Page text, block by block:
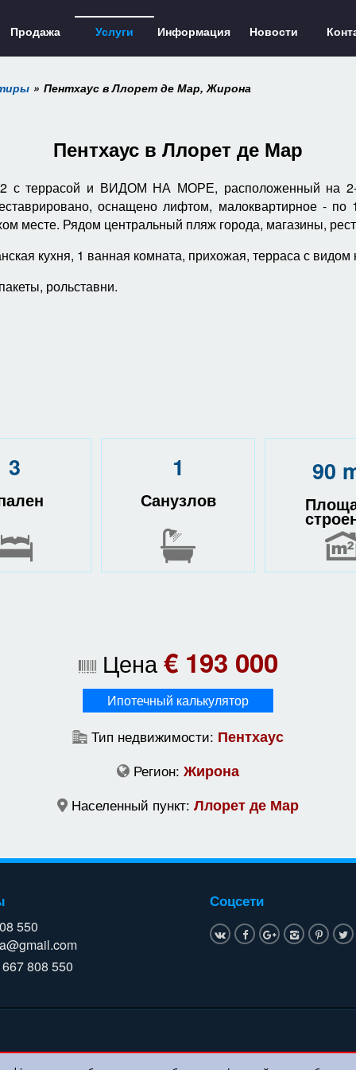
Продажа Услуги Информация Новости
Пентхаус в Ллорет де Мар, Жирона
Пентхаус в Ллорет де Мар
с террасой и ВИДОМ НА МОРЕ, расположенный на
оснащено лифтом, малоквартирное - по
месте. Рядом центральный пляж города, магазины,
кухня, 1 ванная комната, прихожая, терраса с видом
рольставни.
3 1
Санузлов
90
Цена€ 193 000
Ипотечный калькулятор
Тип недвижимости: Пентхаус
Регион: Жирона
Населенный пункт: Ллорет де Мар
550
808 550
Соцсети